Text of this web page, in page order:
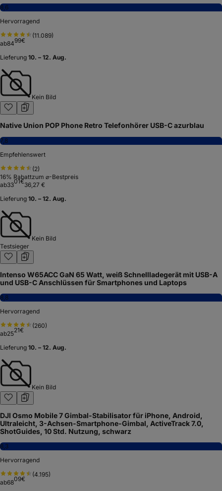
8,6
Hervorragend
(11.089)
ab8499€
Lieferung 10. – 12. Aug.
Kein Bild
Native Union POP Phone Retro Telefonhörer USB-C azurblau
7,8
Empfehlenswert
(2)
16% Rabattzum ⌀-Bestpreis
ab3301€36,27 €
Lieferung 10. – 12. Aug.
Kein Bild
Testsieger
Intenso W65ACC GaN 65 Watt, weiß Schnellladegerät mit USB-A
und USB-C Anschlüssen für Smartphones und Laptops
8,8
Hervorragend
(260)
ab2521€
Lieferung 10. – 12. Aug.
Kein Bild
DJI Osmo Mobile 7 Gimbal-Stabilisator für iPhone, Android,
Ultraleicht, 3-Achsen-Smartphone-Gimbal, ActiveTrack 7.0,
ShotGuides, 10 Std. Nutzung, schwarz
8,3
Hervorragend
(4.195)
ab6809€